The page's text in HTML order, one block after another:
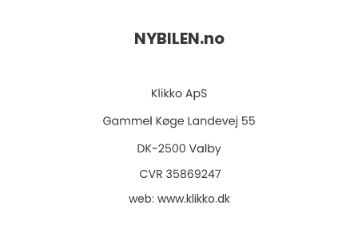
NYBILEN.no
web: www.klikko.dk